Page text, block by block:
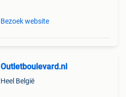
Bezoek website
Outletboulevard.nl
Heel België